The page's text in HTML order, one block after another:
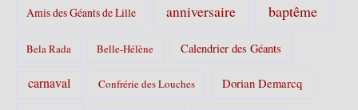
Amis des Géants de Lille anniversaire baptême
Bela Rada Belle-Hélène Calendrier des Géants
carnaval Confrérie des Louches Dorian Demarcq